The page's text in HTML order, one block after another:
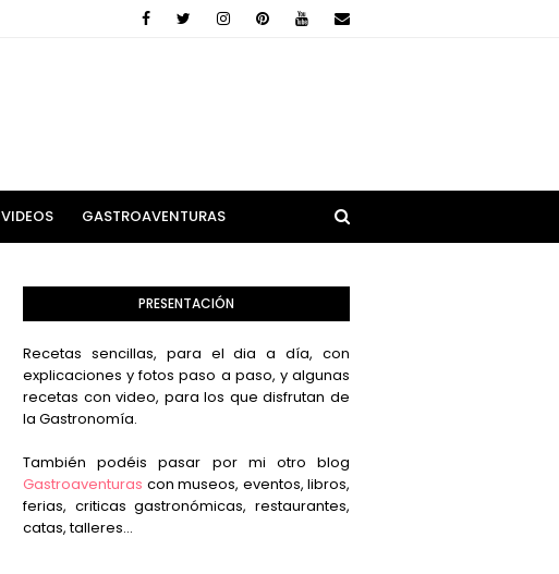
VIDEOS GASTROAVENTURAS
PRESENTACIÓN
Recetas sencillas, para el dia a día, con
explicaciones y fotos paso a paso, y algunas
recetas con video, para los que disfrutan de
la Gastronomía.
También podéis pasar por mi otro blog
Gastroaventuras con museos, eventos, libros,
ferias, criticas gastronómicas, restaurantes,
catas, talleres...